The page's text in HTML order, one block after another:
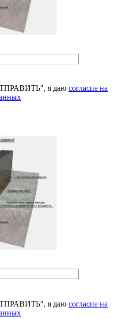
я даю согласие на
я даю согласие на